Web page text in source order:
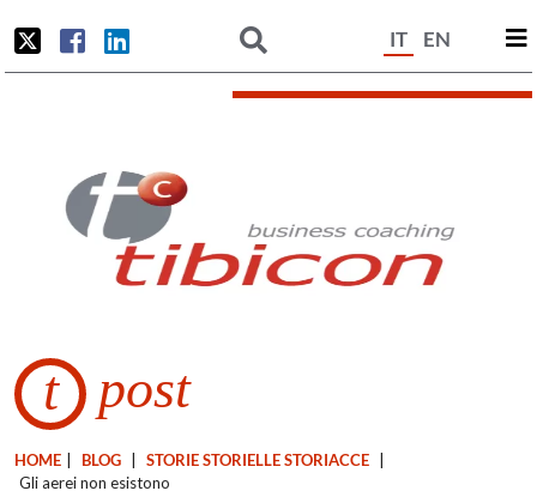
IT EN
t post
HOME BLOG STORIE STORIELLE STORIACCE
Gli aerei non esistono